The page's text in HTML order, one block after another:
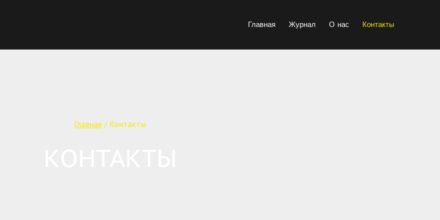
Главная Журнал О нас Контакты
Главная / Контакты